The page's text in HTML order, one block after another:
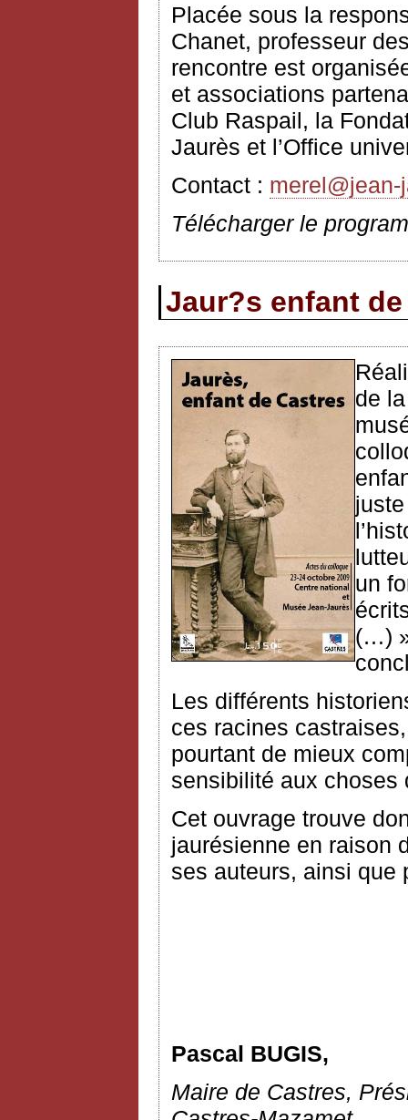
Placée sous la
Chanet, professeur
rencontre est
et associations
Club Raspail, la
Jaurès et l’Office
Contact :
Télécharger le
Jaur?s enfant
de
un
(…)
Les différents
ces racines
pourtant de mieux
sensibilité aux choses
Cet ouvrage trouve
jaurésienne en raison
ses auteurs, ainsi que
Pascal BUGIS,
Maire de Castres,